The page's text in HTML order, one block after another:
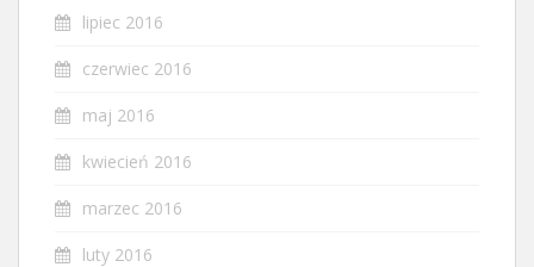
lipiec 2016
czerwiec 2016
maj 2016
kwiecień 2016
marzec 2016
luty 2016